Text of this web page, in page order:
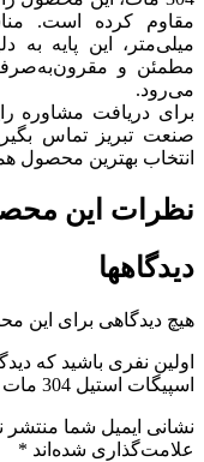
میلی‌متر، این پایه به
مطمئن و مقرون‌به‌صرفه
می‌رود.
برای دریافت مشاوره
صنعت تبریز تماس
انتخاب بهترین محصول
نظرات این
دیدگاهها
هیچ دیدگاهی برای این
اولین نفری باشید که
اسپیگات استیل 304 مات کد 70 ارتفاع 25 شیار 18”
نشانی ایمیل شما منتشر
علامت‌گذاری شده‌اند *